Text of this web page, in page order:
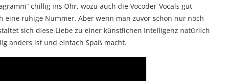
chillig ins Ohr, wozu auch die Vocoder-Vocals gut
eine ruhige Nummer. Aber wenn man zuvor schon nur noch
sich diese Liebe zu einer künstlichen Intelligenz natürlich
anders ist und einfach Spaß macht.